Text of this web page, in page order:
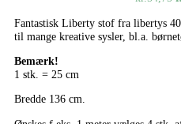
Fantastisk Liberty stof fra libertys
til mange kreative sysler, bl.a.
Bemærk!
1 stk. = 25 cm
Bredde 136 cm.